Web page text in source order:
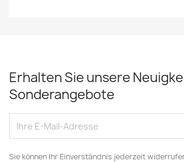
Erhalten Sie unsere
Sonderangebote
Sie können Ihr Einverständnis jederzeit